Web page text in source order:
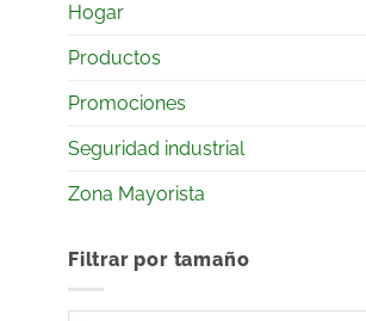
Hogar
Productos
Promociones
Seguridad industrial
Zona Mayorista
Filtrar por tamaño